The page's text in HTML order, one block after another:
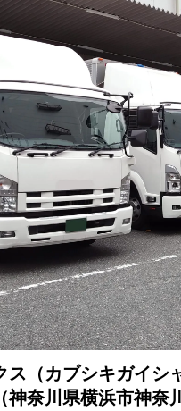
ス（カブシキガイシ
神奈川県横浜市神